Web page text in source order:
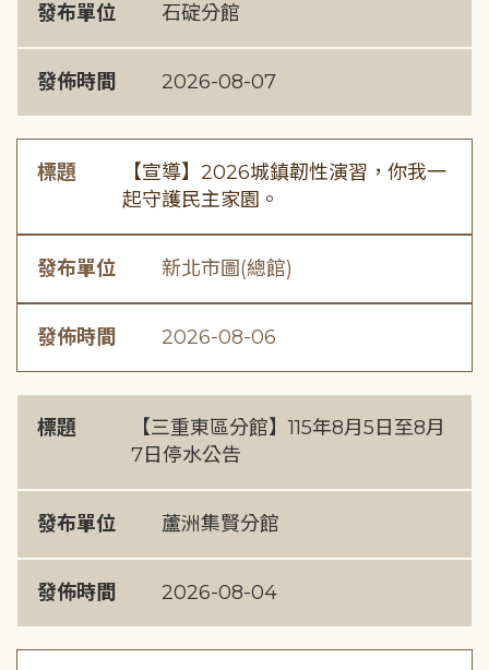
發布單位 石碇分館
發佈時間 2026-08-07
標題
【宣導】2026城鎮韌性演習，你我一
起守護民主家園。
發布單位 新北市圖(總館)
發佈時間 2026-08-06
標題
【三重東區分館】115年8月5日至8月
7日停水公告
發布單位 蘆洲集賢分館
發佈時間 2026-08-04